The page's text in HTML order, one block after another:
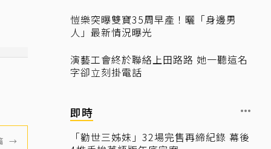
→
愷樂突曝雙寶35周早產！曬「身邊男
人」最新情況曝光
演藝工會終於聯絡上田路路 她一聽這名
字卻立刻掛電話
即時
「勸世三姊妹」32場完售再締紀錄 幕後